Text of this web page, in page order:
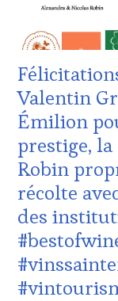
VIGNOBLES,
TASTING
WINE
TOURISM
FAME,
WINE
TOUR,
WINE
TOURISM
TOUR
MOVIE ,
VOUCHER,
DE-
DOMAINE
VITICOLE,
ADHÉRENT,
VIN
TOURISME
EDITION
LES
CLÉS
DU
VIN
ET
DE
LA
HAUTE
GASTRONOMIE
Valentin
Émilion
prestige,
Robin
récolte
des